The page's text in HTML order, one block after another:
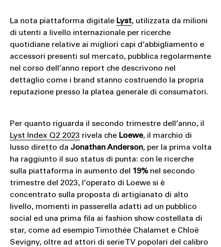
La nota piattaforma digitale Lyst, utilizzata da milioni
di utenti a livello internazionale per ricerche
quotidiane relative ai migliori capi d’abbigliamento e
accessori presenti sul mercato, pubblica regolarmente
nel corso dell’anno report che descrivono nel
dettaglio come i brand stanno costruendo la propria
reputazione presso la platea generale di consumatori.
Per quanto riguarda il secondo trimestre dell’anno, il
Lyst Index Q2 2023 rivela che Loewe, il marchio di
lusso diretto da Jonathan Anderson, per la prima volta
ha raggiunto il suo status di punta: con le ricerche
sulla piattaforma in aumento del 19%nel secondo
trimestre del 2023, l’operato di Loewe si è
concentrato sulla proposta di artigianato di alto
livello, momenti in passerella adatti ad un pubblico
social ed una prima fila ai fashion show costellata di
star, come ad esempio Timothée Chalamet e Chloë
Sevigny, oltre ad attori di serie TV popolari del calibro